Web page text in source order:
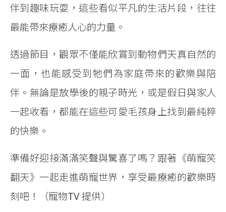
伴到趣味玩耍，這些看似平凡的生活片段，往往
最能帶來療癒人心的力量。
透過節目，觀眾不僅能欣賞到動物們天真自然的
一面，也能感受到牠們為家庭帶來的歡樂與陪
伴。無論是放學後的親子時光，或是假日與家人
一起收看，都能在這些可愛毛孩身上找到最純粹
的快樂。
準備好迎接滿滿笑聲與驚喜了嗎？跟著《萌寵笑
翻天》一起走進萌寵世界，享受最療癒的歡樂時
刻吧！（寵物TV 提供）